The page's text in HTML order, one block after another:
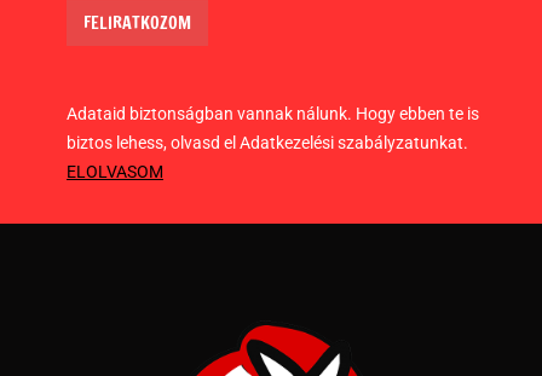
Adataid biztonságban vannak nálunk. Hogy ebben te is
biztos lehess, olvasd el Adatkezelési szabályzatunkat.
ELOLVASOM